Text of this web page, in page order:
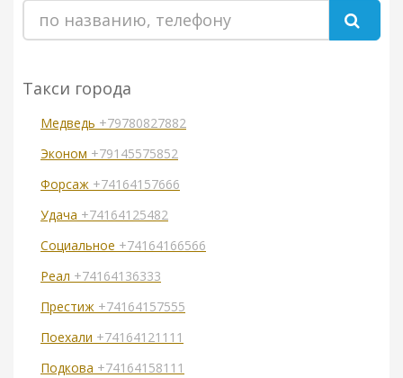
Такси города
Медведь +79780827882
Эконом +79145575852
Форсаж +74164157666
Удача +74164125482
Социальное +74164166566
Реал +74164136333
Престиж +74164157555
Поехали +74164121111
Подкова +74164158111